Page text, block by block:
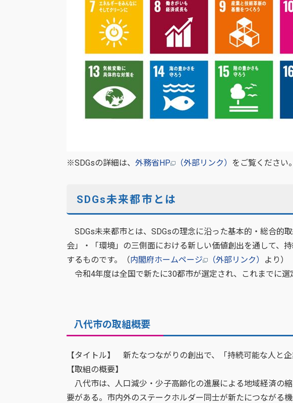
※SDGsの詳細は、 外務省HP （外部リンク） をご覧ください。
SDGs未来都市とは
SDGs未来都市とは、SDGsの理念に沿った基本的・総合的
会」・「環境」の三側面における新しい価値創出を通して、
するものです。（内閣府ホームページ （外部リンク）
より）
令和4年度は全国で新たに30都市が選定され、これまでに
八代市の取組概要
【タイトル】 新たなつながりの創出で、「持続可能な人と
【取組の概要】
八代市は、人口減少・少子高齢化の進展による地域経済の
要がある。市内外のステークホルダー同士が新たにつながる